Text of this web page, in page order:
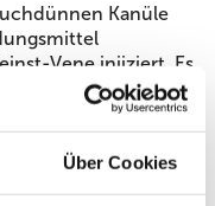
Über Cookies
Kanüle
Vene injiziert. Es
der
und verschließt sich
Venen
bestrahlt.